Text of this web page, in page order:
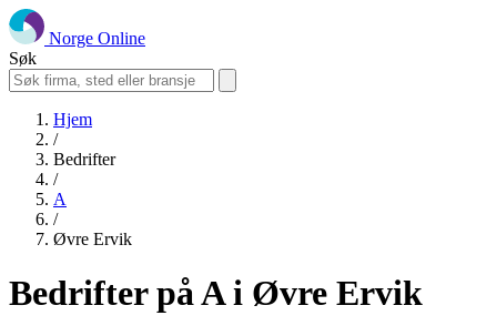
Norge Online
Søk
Hjem
/
Bedrifter
/
A
/
Øvre Ervik
Bedrifter på A i Øvre Ervik